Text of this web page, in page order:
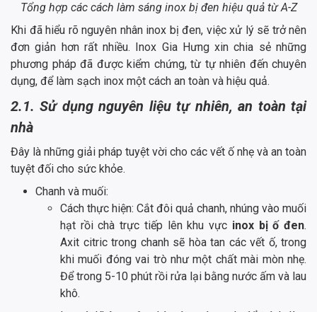
Tổng hợp các cách làm sáng inox bị đen hiệu quả từ A-Z
Khi đã hiểu rõ nguyên nhân inox bị đen, việc xử lý sẽ trở nên
đơn giản hơn rất nhiều. Inox Gia Hưng xin chia sẻ những
phương pháp đã được kiểm chứng, từ tự nhiên đến chuyên
dụng, để làm sạch inox một cách an toàn và hiệu quả.
2.1. Sử dụng nguyên liệu tự nhiên, an toàn tại
nhà
Đây là những giải pháp tuyệt vời cho các vết ố nhẹ và an toàn
tuyệt đối cho sức khỏe.
Chanh và muối:
Cách thực hiện: Cắt đôi quả chanh, nhúng vào muối
hạt rồi chà trực tiếp lên khu vực inox bị ố đen.
Axit citric trong chanh sẽ hòa tan các vết ố, trong
khi muối đóng vai trò như một chất mài mòn nhẹ.
Để trong 5-10 phút rồi rửa lại bằng nước ấm và lau
khô.